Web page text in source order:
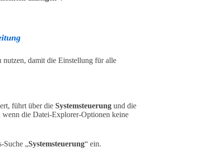
nutzen, damit die Einstellung für alle
führt über die Systemsteuerung und die
wenn die Datei-Explorer-Optionen keine
Suche „Systemsteuerung“ ein.